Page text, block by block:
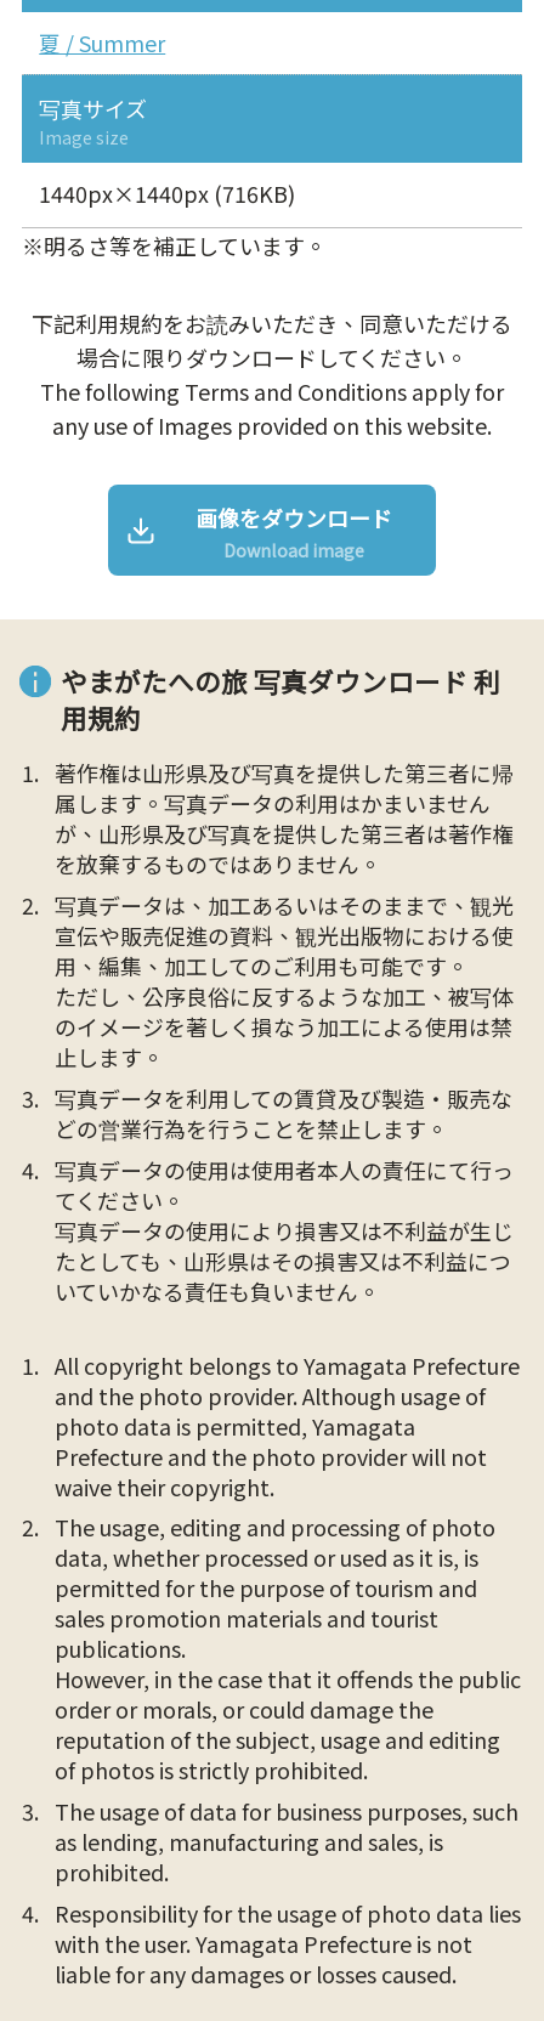
夏 / Summer
写真サイズ
Image size
1440px×1440px (716KB)
※明るさ等を補正しています。
下記利用規約をお読みいただき、同意いただける
場合に限りダウンロードしてください。
The following Terms and Conditions apply for
any use of Images provided on this website.
画像をダウンロード
Download image
やまがたへの旅 写真ダウンロード 利
用規約
著作権は山形県及び写真を提供した第三者に帰
属します。写真データの利用はかまいません
が、山形県及び写真を提供した第三者は著作権
を放棄するものではありません。
写真データは、加工あるいはそのままで、観光
宣伝や販売促進の資料、観光出版物における使
用、編集、加工してのご利用も可能です。
ただし、公序良俗に反するような加工、被写体
のイメージを著しく損なう加工による使用は禁
止します。
写真データを利用しての賃貸及び製造・販売な
どの営業行為を行うことを禁止します。
写真データの使用は使用者本人の責任にて行っ
てください。
写真データの使用により損害又は不利益が生じ
たとしても、山形県はその損害又は不利益につ
いていかなる責任も負いません。
All copyright belongs to Yamagata Prefecture
and the photo provider. Although usage of
photo data is permitted, Yamagata
Prefecture and the photo provider will not
waive their copyright.
The usage, editing and processing of photo
data, whether processed or used as it is, is
permitted for the purpose of tourism and
sales promotion materials and tourist
publications.
However, in the case that it offends the public
order or morals, or could damage the
reputation of the subject, usage and editing
of photos is strictly prohibited.
The usage of data for business purposes, such
as lending, manufacturing and sales, is
prohibited.
Responsibility for the usage of photo data lies
with the user. Yamagata Prefecture is not
liable for any damages or losses caused.